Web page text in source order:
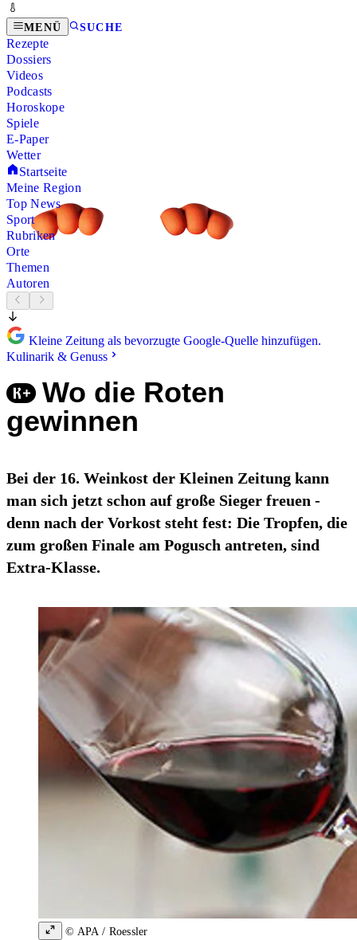
MENÜ SUCHE
Rezepte
Dossiers
Videos
Podcasts
Horoskope
Spiele
E-Paper
Wetter
Startseite
Meine Region
Top News
Sport
Rubriken
Orte
Themen
Autoren
Kleine Zeitung als bevorzugte Google-Quelle hinzufügen.
Kulinarik & Genuss
Wo die Roten
gewinnen
Bei der 16. Weinkost der Kleinen Zeitung kann
man sich jetzt schon auf große Sieger freuen -
denn nach der Vorkost steht fest: Die Tropfen, die
zum großen Finale am Pogusch antreten, sind
Extra-Klasse.
© APA / Roessler